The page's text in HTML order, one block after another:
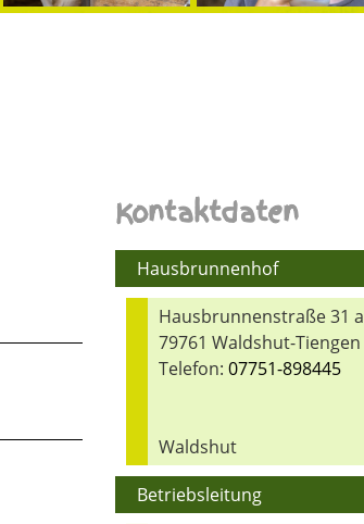
Kontaktdaten
Hausbrunnenhof
Hausbrunnenstraße 31 a
79761 Waldshut-Tiengen
Telefon:07751-898445
Waldshut
Betriebsleitung